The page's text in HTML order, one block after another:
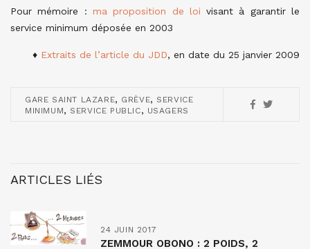
Pour mémoire : ma proposition de loivisant à garantir le
service minimum déposée en 2003
♦ Extraits de l’article du JDD, en date du 25 janvier 2009
GARE SAINT LAZARE, GRÈVE, SERVICE
MINIMUM, SERVICE PUBLIC, USAGERS
ARTICLES LIÉS
24 JUIN 2017
ZEMMOUR OBONO : 2 POIDS, 2